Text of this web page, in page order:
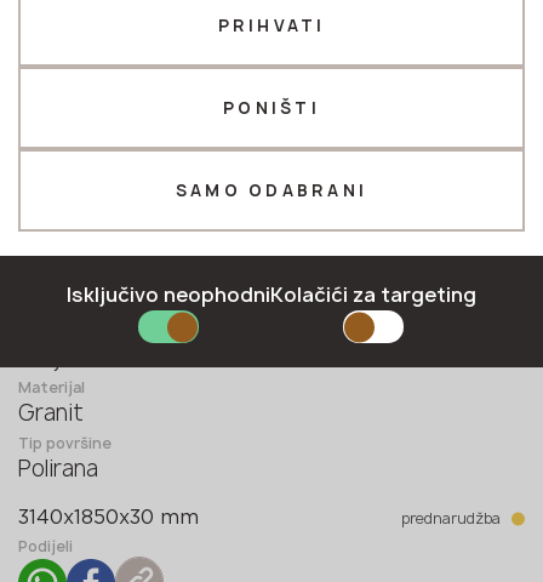
Materijal
Granit
Tip površine
Polirana
3140x1850x30 mm
prednarudžba
Podijeli
Proizvođač
Ime *
E-mail *
SAMO ODABRANI
PONIŠTI
PRIHVATI
Isključivo neophodniKolačići za targeting